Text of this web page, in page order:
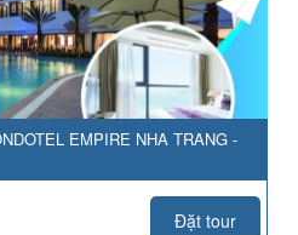
EMPIRE NHA TRANG -
Đặt tour